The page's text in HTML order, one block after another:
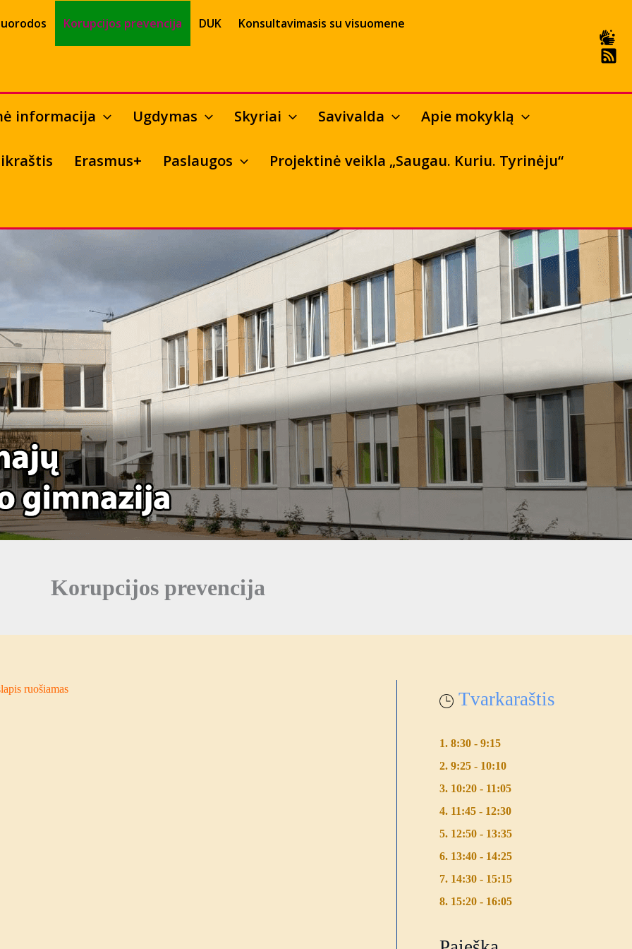
Korupcijos prevencija DUK Konsultavimasis su visuomene
informacija Ugdymas Skyriai Savivalda Apie mokyklą
Erasmus+ Paslaugos Projektinė veikla „Saugau. Kuriu. Tyrinėju“
Korupcijos prevencija
ruošiamas Tvarkaraštis
1. 8:30 - 9:15
2. 9:25 - 10:10
3. 10:20 - 11:05
4. 11:45 - 12:30
5. 12:50 - 13:35
6. 13:40 - 14:25
7. 14:30 - 15:15
8. 15:20 - 16:05